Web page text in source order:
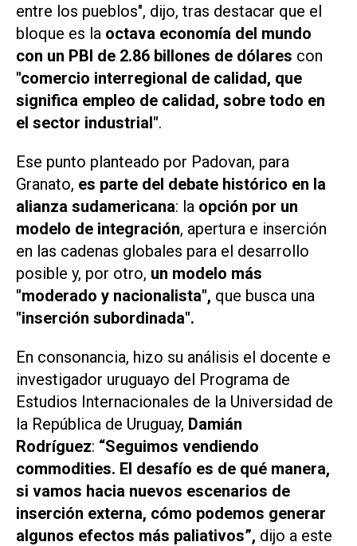
entre los pueblos", dijo, tras destacar que el
bloque es la octava economía del mundo
con un PBI de 2.86 billones de dólares con
"comercio interregional de calidad, que
significa empleo de calidad, sobre todo en
el sector industrial".
Ese punto planteado por Padovan, para
Granato, es parte del debate histórico en la
alianza sudamericana: la opción por un
modelo de integración, apertura e inserción
en las cadenas globales para el desarrollo
posible y, por otro, un modelo más
"moderado y nacionalista", que busca una
"inserción subordinada".
En consonancia, hizo su análisis el docente e
investigador uruguayo del Programa de
Estudios Internacionales de la Universidad de
la República de Uruguay, Damián
Rodríguez: “Seguimos vendiendo
commodities. El desafío es de qué manera,
si vamos hacia nuevos escenarios de
inserción externa, cómo podemos generar
algunos efectos más paliativos”, dijo a este